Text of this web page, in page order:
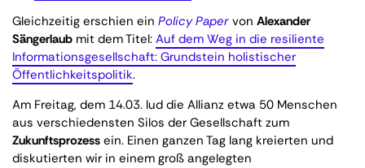
Gleichzeitig erschien ein Policy Paper von Alexander
Sängerlaub mit dem Titel: Auf dem Weg in die resiliente
Informationsgesellschaft: Grundstein holistischer
Öffentlichkeitspolitik.
Am Freitag, dem 14.03. lud die Allianz etwa 50 Menschen
aus verschiedensten Silos der Gesellschaft zum
Zukunftsprozess ein. Einen ganzen Tag lang kreierten und
diskutierten wir in einem groß angelegten